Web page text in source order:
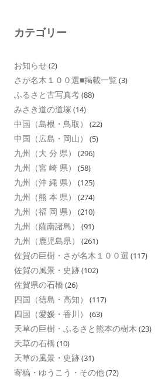
カテゴリー
お知らせ(2)
さが名木１００選■掲載一覧 (3)
ふるさと古写真考(88)
みさき道の道塚 (14)
中国（島根・鳥取） (22)
中国（広島・岡山） (5)
九州（大 分 県） (296)
九州（宮 崎 県） (58)
九州（沖 縄 県） (125)
九州（熊 本 県） (274)
九州（福 岡 県） (210)
九州（薩南諸島） (91)
九州（鹿児島県） (261)
佐賀の巨樹・さが名木１００選 (117)
佐賀の風景・史跡(102)
佐賀県の石橋 (26)
四国（徳島・高知） (117)
四国（愛媛・香川） (63)
天草の巨樹・ふるさと熊本の樹木 (23)
天草の石橋 (10)
天草の風景・史跡(31)
寄稿・ゆうこう・その他(72)